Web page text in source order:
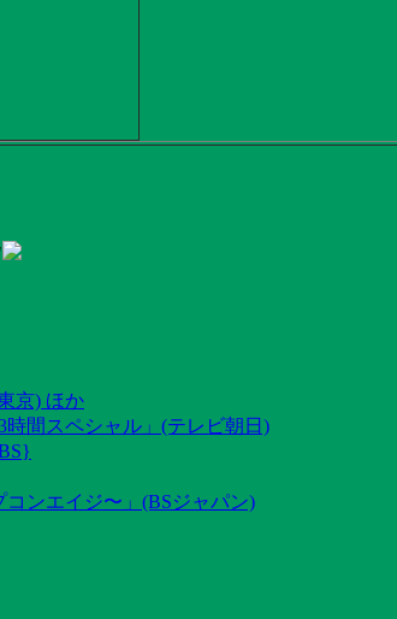
京) ほか
時間スペシャル」(テレビ朝日)
ンエイジ〜」(BSジャパン)